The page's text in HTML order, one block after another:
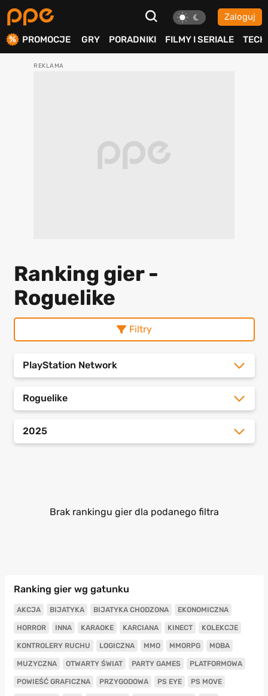
Zaloguj
PROMOCJE GRY PORADNIKI FILMY I SERIALE TECH
Ranking gier -
Roguelike
Filtry
PlayStation Network
Roguelike
2025
Brak rankingu gier dla podanego filtra
Ranking gier wg gatunku
AKCJA BIJATYKA BIJATYKA CHODZONA EKONOMICZNA
HORROR INNA KARAOKE KARCIANA KINECT KOLEKCJE
KONTROLERY RUCHU LOGICZNA MMO MMORPG MOBA
MUZYCZNA OTWARTY ŚWIAT PARTY GAMES PLATFORMOWA
POWIEŚĆ GRAFICZNA PRZYGODOWA PS EYE PS MOVE